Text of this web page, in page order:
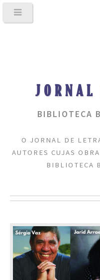
BIBLIOTECA
O JORNAL DE
AUTORES CUJAS
BIBLIOTECA